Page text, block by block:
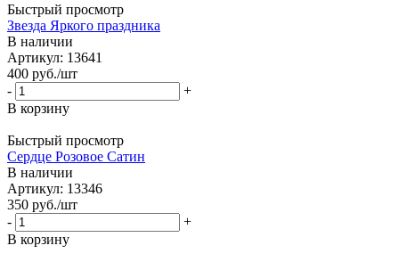
Быстрый просмотр
Звезда Яркого праздника
В наличии
Артикул: 13641
400 руб./шт
-
+
В корзину
Быстрый просмотр
Сердце Розовое Сатин
В наличии
Артикул: 13346
350 руб./шт
-
+
В корзину